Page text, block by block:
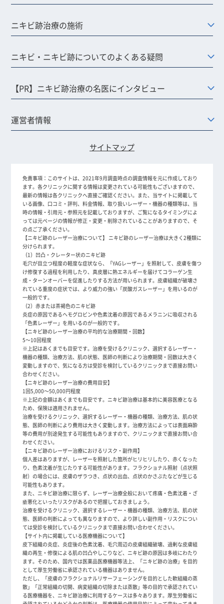
ニキビ跡治療の施術
ニキビ・ニキビ跡についてのよくある疑問
【PR】ニキビ跡治療の名医にインタビュー
運営者情報
サイトマップ
免責事項： このサイトは、2021年9月調査時点の調査情報を元に作成しており
ます。各クリニックに関する情報は変更されている可能性もございますので、
最新の情報は各クリニックへ直接ご確認ください。また、当サイトに掲載して
いる画像、口コミ・評判、料金情報、取り扱いレーザー・機器の種類等は、当
時の情報・引用元・参照元を記載しておりますが、ご覧になるタイミングによ
っては元ページの情報が修正・変更・削除されていることがありますので、そ
の点ご了承ください。
【ニキビ跡のレーザー治療について】 ニキビ跡のレーザー治療は大きく2種類に
分けられます。
（1）凹凸・クレーター状のニキビ跡
毛穴が目立つ程度の軽度な症状なら、「YAGレーザー」を照射して、皮膚を傷つ
け修復する過程を利用したり、真皮層に熱エネルギーを届けてコラーゲン生
成・ターンオーバーを促進したりする方法が用いられます。皮膚組織が破壊さ
れている重度の症状では、より威力の強い「炭酸ガスレーザー」を用いるのが
一般的です。
（2）赤または茶褐色のニキビ跡
炎症の原因であるヘモグロビンや色素沈着の原因であるメラニンに吸収される
「色素レーザー」を用いるのが一般的です。
【ニキビ跡のレーザー治療の平均的な治療期間・回数】
5～10回程度
※上記はあくまでも目安です。治療を受けるクリニック、選択するレーザー・
機器の種類、治療方法、肌の状態、医師の判断により治療期間・回数は大きく
変動しますので、気になる方は受診を検討しているクリニックまで直接お問い
合わせください。
【ニキビ跡のレーザー治療の費用目安】
1回5,000～50,000円程度
※上記の金額はあくまでも目安です。ニキビ跡治療は基本的に美容医療となる
ため、保険は適用されません。
治療を受けるクリニック、選択するレーザー・機器の種類、治療方法、肌の状
態、医師の判断により費用は大きく変動します。治療方法によっては表面麻酔
等の費用が別途発生する可能性もありますので、クリニックまで直接お問い合
わせください。
【ニキビ跡のレーザー治療におけるリスク・副作用】
個人差はありますが、レーザーを照射した箇所がヒリヒリしたり、赤くなった
り、色素沈着が生じたりする可能性があります。フラクショナル照射（点状照
射）の場合には、皮膚のザラつき、点状の出血、点状のかさぶたなどが生じる
可能性もあります。
また、ニキビ跡治療に限らず、レーザー治療全般において疼痛・色素沈着・ざ
瘡悪化といったリスクがあるので把握しておきましょう。
治療を受けるクリニック、選択するレーザー・機器の種類、治療方法、肌の状
態、医師の判断によっても異なりますので、より詳しい副作用・リスクについ
ては受診を検討しているクリニックまで直接お問い合わせください。
【サイト内に掲載している医療機器について】
皮下組織の炎症、炎症後の色素沈着、毛穴周辺の皮膚組織破壊、過剰な皮膚組
織の再生・修復による肌の凹凸やしこりなど、ニキビ跡の原因は多岐にわたり
ます。そのため、国内では医薬品医療機器等法上、「ニキビ跡の治療」を目的
として厚生労働省に承認されている機器はありません。
ただし、「皮膚のフラクショナルリサーフェーシングを目的とした軟組織の蒸
散」「正常組織の切開、病変組織の切除または蒸散」等の目的で承認されてい
る医療機器を、ニキビ跡治療に利用するケースは多々あります。厚生労働省に